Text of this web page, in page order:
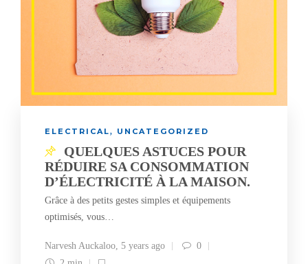
ELECTRICAL, UNCATEGORIZED
QUELQUES ASTUCES POUR
RÉDUIRE SA CONSOMMATION
D’ÉLECTRICITÉ À LA MAISON.
Grâce à des petits gestes simples et équipements
optimisés, vous…
Narvesh Auckaloo, 5 years ago
0